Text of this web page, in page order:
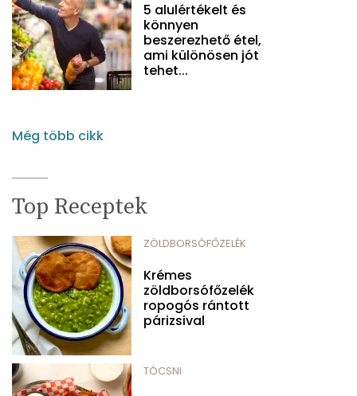
5 alulértékelt és
könnyen
beszerezhető étel,
ami különösen jót
tehet...
Még több cikk
Top Receptek
ZÖLDBORSÓFŐZELÉK
Krémes
zöldborsófőzelék
ropogós rántott
párizsival
TÓCSNI